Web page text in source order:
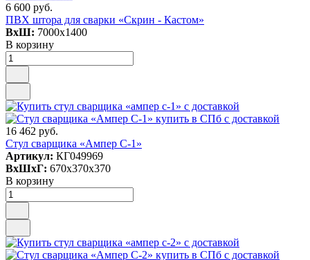
6 600 руб.
ПВХ штора для сварки «Скрин - Кастом»
ВxШ: 7000x1400
В корзину
16 462 руб.
Стул сварщика «Ампер С-1»
Артикул: КГ049969
ВxШxГ: 670x370x370
В корзину